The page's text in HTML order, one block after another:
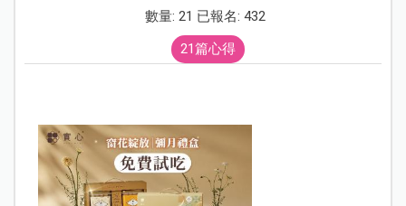
數量: 21 已報名: 432
21篇心得